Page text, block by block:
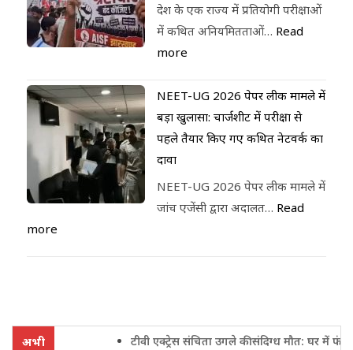
देश के एक राज्य में प्रतियोगी परीक्षाओं
में कथित अनियमितताओं… Read
more
NEET-UG 2026 पेपर लीक मामले में
बड़ा खुलासा: चार्जशीट में परीक्षा से
पहले तैयार किए गए कथित नेटवर्क का
दावा
NEET-UG 2026 पेपर लीक मामले में
जांच एजेंसी द्वारा अदालत… Read
more
अभी टीवी एक्ट्रेस संचिता उगले की संदिग्ध मौत: घर में फंदे